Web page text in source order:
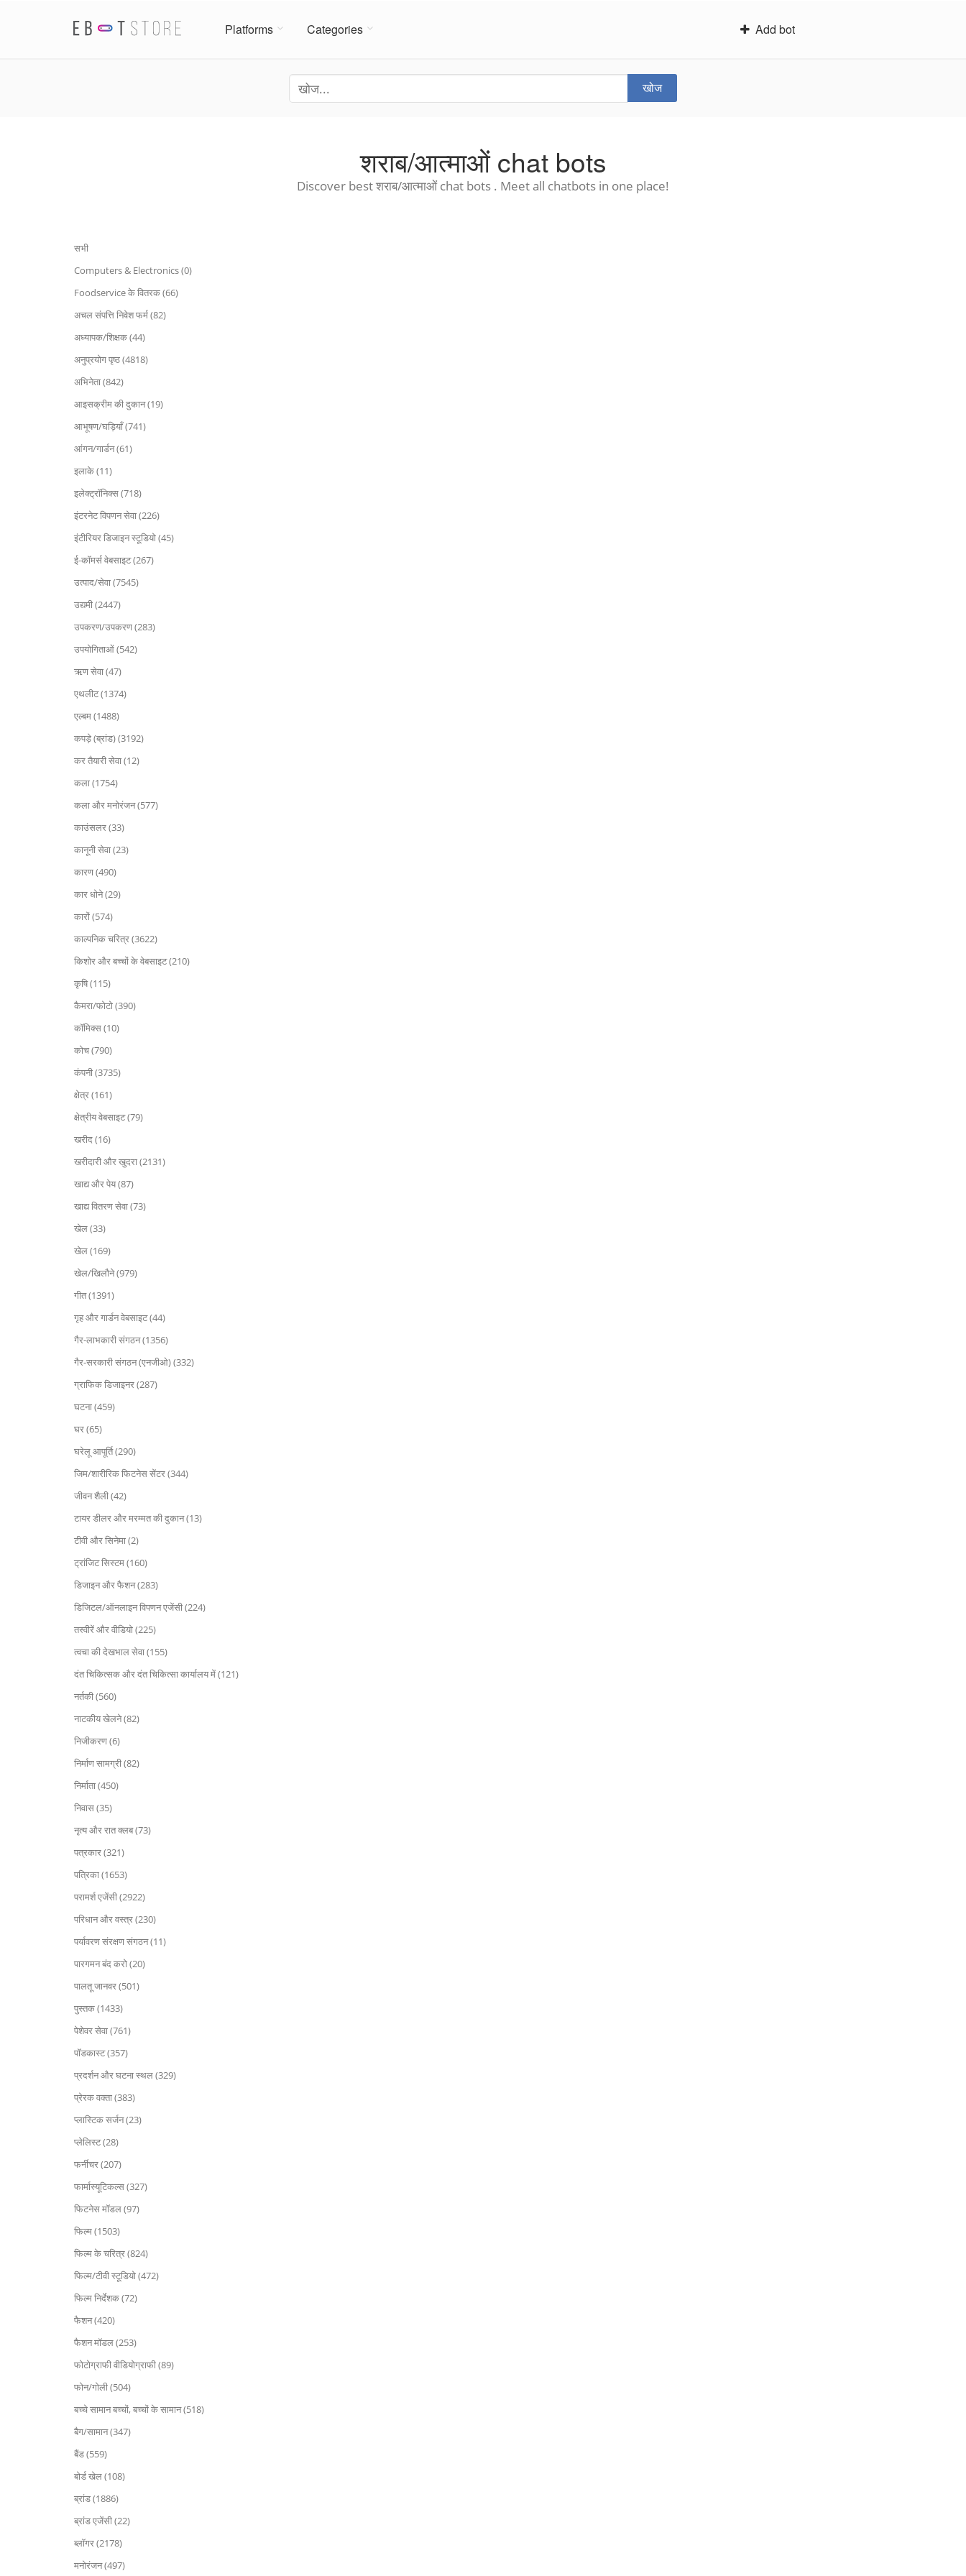
Platforms Categories Add bot
खोज
शराब/आत्माओं chat bots
Discover best शराब/आत्माओं chat bots . Meet all chatbots in one place!
सभी
Computers & Electronics (0)
Foodservice के वितरक (66)
अचल संपत्ति निवेश फर्म (82)
अध्यापक/शिक्षक (44)
अनुप्रयोग पृष्ठ (4818)
अभिनेता (842)
आइसक्रीम की दुकान (19)
आभूषण/घड़ियाँ (741)
आंगन/गार्डन (61)
इलाके (11)
इलेक्ट्रॉनिक्स (718)
इंटरनेट विपणन सेवा (226)
इंटीरियर डिजाइन स्टूडियो (45)
ई-कॉमर्स वेबसाइट (267)
उत्पाद/सेवा (7545)
उद्यमी (2447)
उपकरण/उपकरण (283)
उपयोगिताओं (542)
ऋण सेवा (47)
एथलीट (1374)
एल्बम (1488)
कपड़े (ब्रांड) (3192)
कर तैयारी सेवा (12)
कला (1754)
कला और मनोरंजन (577)
काउंसलर (33)
कानूनी सेवा (23)
कारण (490)
कार धोने (29)
कारों (574)
काल्पनिक चरित्र (3622)
किशोर और बच्चों के वेबसाइट (210)
कृषि (115)
कैमरा/फोटो (390)
कॉमिक्स (10)
कोच (790)
कंपनी (3735)
क्षेत्र (161)
क्षेत्रीय वेबसाइट (79)
खरीद (16)
खरीदारी और खुदरा (2131)
खाद्य और पेय (87)
खाद्य वितरण सेवा (73)
खेल (33)
खेल (169)
खेल/खिलौने (979)
गीत (1391)
गृह और गार्डन वेबसाइट (44)
गैर-लाभकारी संगठन (1356)
गैर-सरकारी संगठन (एनजीओ) (332)
ग्राफिक डिजाइनर (287)
घटना (459)
घर (65)
घरेलू आपूर्ति (290)
जिम/शारीरिक फिटनेस सेंटर (344)
जीवन शैली (42)
टायर डीलर और मरम्मत की दुकान (13)
टीवी और सिनेमा (2)
ट्रांजिट सिस्टम (160)
डिजाइन और फैशन (283)
डिजिटल/ऑनलाइन विपणन एजेंसी (224)
तस्वीरें और वीडियो (225)
त्वचा की देखभाल सेवा (155)
दंत चिकित्सक और दंत चिकित्सा कार्यालय में (121)
नर्तकी (560)
नाटकीय खेलने (82)
निजीकरण (6)
निर्माण सामग्री (82)
निर्माता (450)
निवास (35)
नृत्य और रात क्लब (73)
पत्रकार (321)
पत्रिका (1653)
परामर्श एजेंसी (2922)
परिधान और वस्त्र (230)
पर्यावरण संरक्षण संगठन (11)
पारगमन बंद करो (20)
पालतू जानवर (501)
पुस्तक (1433)
पेशेवर सेवा (761)
पॉडकास्ट (357)
प्रदर्शन और घटना स्थल (329)
प्रेरक वक्ता (383)
प्लास्टिक सर्जन (23)
प्लेलिस्ट (28)
फर्नीचर (207)
फार्मास्यूटिकल्स (327)
फिटनेस मॉडल (97)
फिल्म (1503)
फिल्म के चरित्र (824)
फिल्म/टीवी स्टूडियो (472)
फिल्म निर्देशक (72)
फैशन (420)
फैशन मॉडल (253)
फोटोग्राफी वीडियोग्राफी (89)
फोन/गोली (504)
बच्चे सामान बच्चों, बच्चों के सामान (518)
बैग/सामान (347)
बैंड (559)
बोर्ड खेल (108)
ब्रांड (1886)
ब्रांड एजेंसी (22)
ब्लॉगर (2178)
मनोरंजन (497)